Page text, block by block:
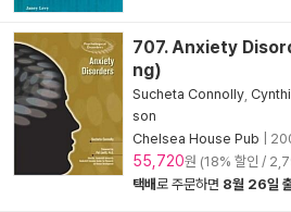
707. Anxiety
ng)
Sucheta Connolly
son
Chelsea House Pub
55,720원 (18% 할인 /
택배로 주문하면 8월 26일